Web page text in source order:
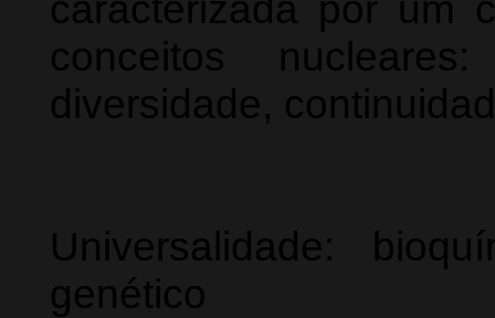
conceitos
diversidade,
Universalidade:
genético